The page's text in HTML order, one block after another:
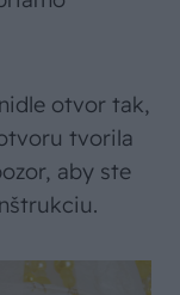
otvor tak,
tvorila
aby ste